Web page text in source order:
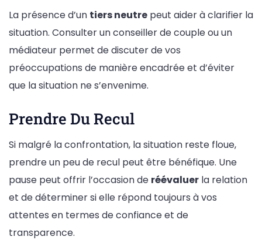
La présence d’un tiers neutre peut aider à clarifier la
situation. Consulter un conseiller de couple ou un
médiateur permet de discuter de vos
préoccupations de manière encadrée et d’éviter
que la situation ne s’envenime.
Prendre Du Recul
Si malgré la confrontation, la situation reste floue,
prendre un peu de recul peut être bénéfique. Une
pause peut offrir l’occasion de réévaluer la relation
et de déterminer si elle répond toujours à vos
attentes en termes de confiance et de
transparence.